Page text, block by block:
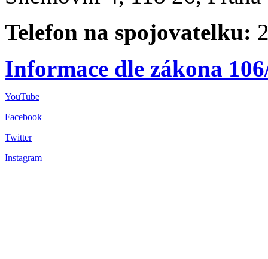
Telefon na spojovatelku:
Informace dle zákona
YouTube
Facebook
Twitter
Instagram